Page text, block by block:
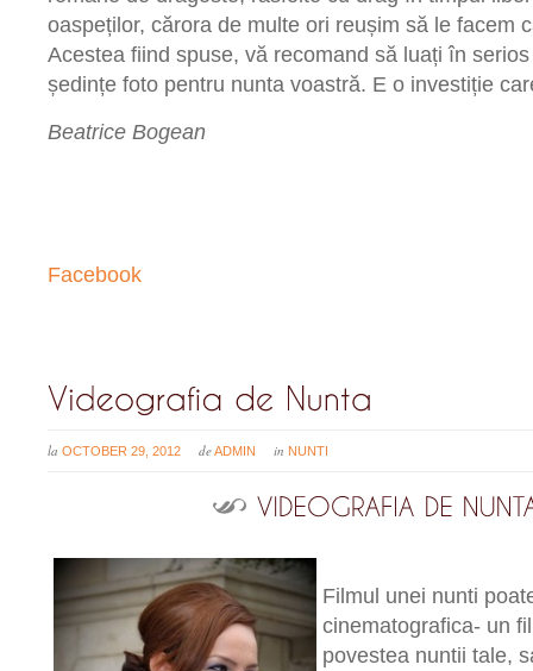
oaspeților, cărora de multe ori reușim să le facem
Acestea fiind spuse, vă recomand să luați în
ședințe foto pentru nunta voastră. E o investiție
Beatrice Bogean
Facebook
la OCTOBER 29, 2012 deADMIN in NUNTI
Filmul unei nunti
cinematografica- un
povestea nuntii tale,